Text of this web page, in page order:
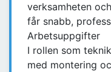
verksamheten
får snabb,
Arbetsuppgifter
I rollen som
med montering